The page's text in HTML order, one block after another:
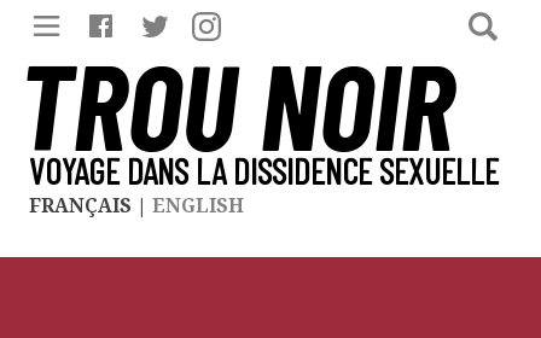
TROU NOIR
VOYAGE DANS LA DISSIDENCE SEXUELLE
FRANÇAIS | ENGLISH